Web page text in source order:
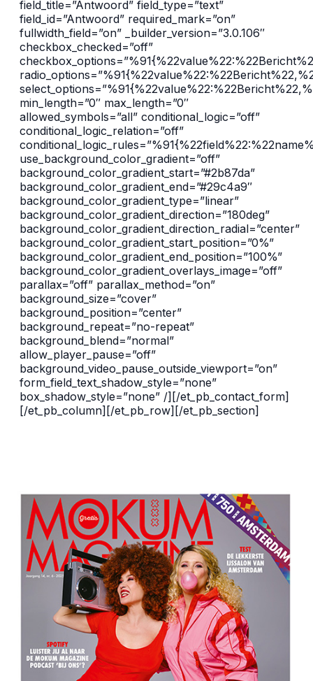
field_title=”Antwoord” field_type=”text”
field_id=”Antwoord” required_mark=”on”
fullwidth_field=”on” _builder_version=”3.0.106″
checkbox_checked=”off”
min_length=”0″ max_length=”0″
allowed_symbols=”all” conditional_logic=”off”
conditional_logic_relation=”off”
use_background_color_gradient=”off”
background_color_gradient_start=”#2b87da”
background_color_gradient_end=”#29c4a9″
background_color_gradient_type=”linear”
background_color_gradient_direction=”180deg”
background_color_gradient_direction_radial=”center”
background_color_gradient_start_position=”0%”
background_color_gradient_end_position=”100%”
background_color_gradient_overlays_image=”off”
parallax=”off” parallax_method=”on”
background_size=”cover”
background_position=”center”
background_repeat=”no-repeat”
background_blend=”normal”
allow_player_pause=”off”
background_video_pause_outside_viewport=”on”
form_field_text_shadow_style=”none”
box_shadow_style=”none” /][/et_pb_contact_form]
[/et_pb_column][/et_pb_row][/et_pb_section]